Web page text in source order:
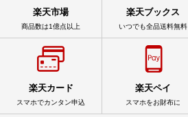
楽天市場
商品数は1億点以上
楽天ブックス
いつでも全品送料無料
楽天カード
スマホでカンタン申込
楽天ペイ
スマホをお財布に